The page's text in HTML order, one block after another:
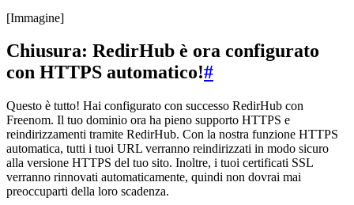
[Immagine]
Chiusura: RedirHub è ora configurato
con HTTPS automatico!#
Questo è tutto! Hai configurato con successo RedirHub con
Freenom. Il tuo dominio ora ha pieno supporto HTTPS e
reindirizzamenti tramite RedirHub. Con la nostra funzione HTTPS
automatica, tutti i tuoi URL verranno reindirizzati in modo sicuro
alla versione HTTPS del tuo sito. Inoltre, i tuoi certificati SSL
verranno rinnovati automaticamente, quindi non dovrai mai
preoccuparti della loro scadenza.